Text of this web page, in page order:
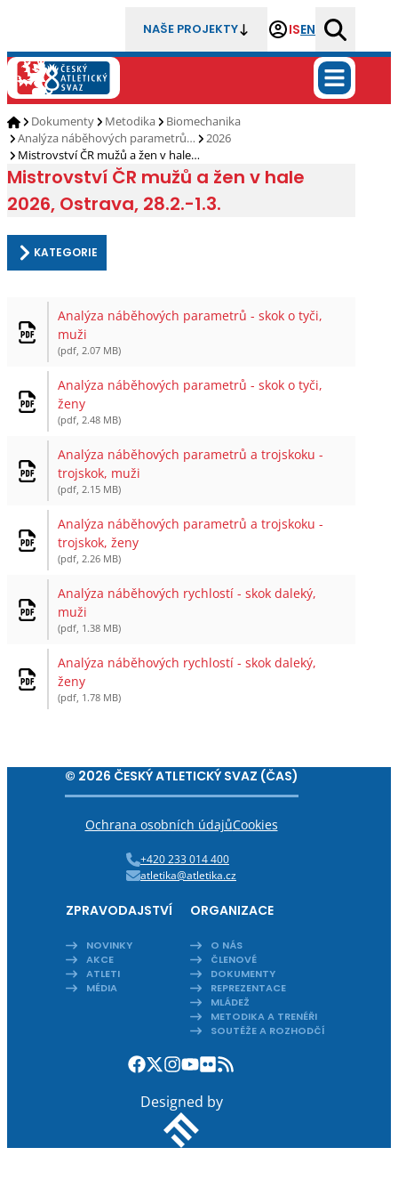
NAŠE PROJEKTY ISEN
Dokumenty Metodika
Biomechanika
Analýza náběhových parametrů…
2026
Mistrovství ČR mužů a žen v hale…
Mistrovství ČR mužů a žen v hale
2026, Ostrava, 28.2.-1.3.
KATEGORIE
Analýza náběhových parametrů - skok o tyči,
muži
(pdf, 2.07 MB)
Analýza náběhových parametrů - skok o tyči,
ženy
(pdf, 2.48 MB)
Analýza náběhových parametrů a trojskoku -
trojskok, muži
(pdf, 2.15 MB)
Analýza náběhových parametrů a trojskoku -
trojskok, ženy
(pdf, 2.26 MB)
Analýza náběhových rychlostí - skok daleký,
muži
(pdf, 1.38 MB)
Analýza náběhových rychlostí - skok daleký,
ženy
(pdf, 1.78 MB)
© 2026 ČESKÝ ATLETICKÝ SVAZ (ČAS)
Ochrana osobních údajůCookies
+420 233 014 400
atletika@atletika.cz
ZPRAVODAJSTVÍ
NOVINKY
AKCE
ATLETI
MÉDIA
ORGANIZACE
O NÁS
ČLENOVÉ
DOKUMENTY
REPREZENTACE
MLÁDEŽ
METODIKA A TRENÉŘI
SOUTĚŽE A ROZHODČÍ
Designed by